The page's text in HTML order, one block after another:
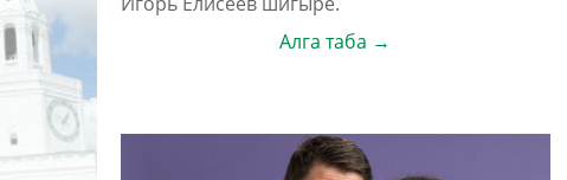
Алга таба →